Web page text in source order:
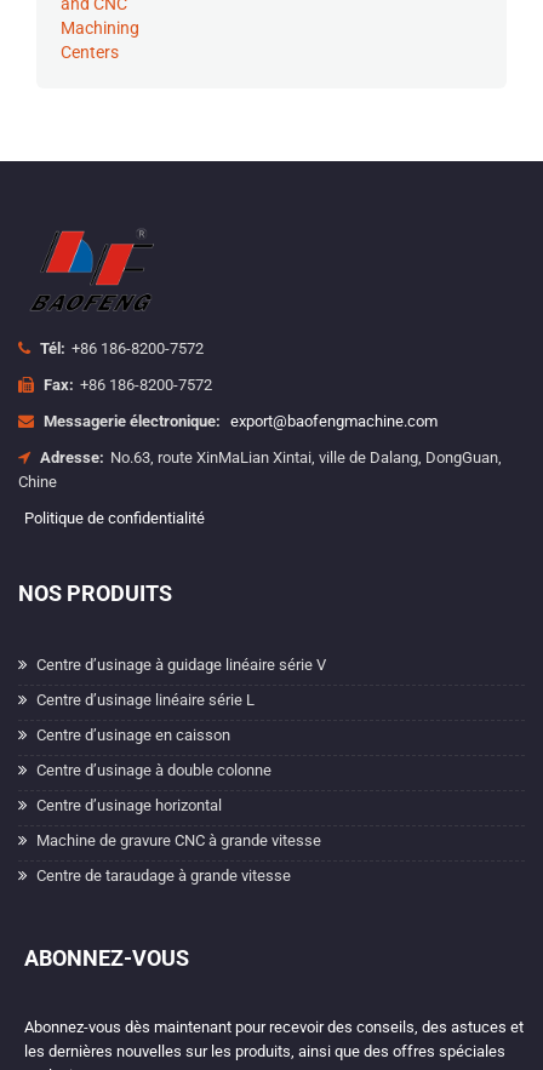
Tél: +86 186-8200-7572
Fax: +86 186-8200-7572
Messagerie électronique: export@baofengmachine.com
Adresse: No.63, route XinMaLian Xintai, ville de Dalang, DongGuan,
Chine
Politique de confidentialité
NOS PRODUITS
Centre d’usinage à guidage linéaire série V
Centre d’usinage linéaire série L
Centre d’usinage en caisson
Centre d’usinage à double colonne
Centre d’usinage horizontal
Machine de gravure CNC à grande vitesse
Centre de taraudage à grande vitesse
ABONNEZ-VOUS
Abonnez-vous dès maintenant pour recevoir des conseils, des astuces et
les dernières nouvelles sur les produits, ainsi que des offres spéciales